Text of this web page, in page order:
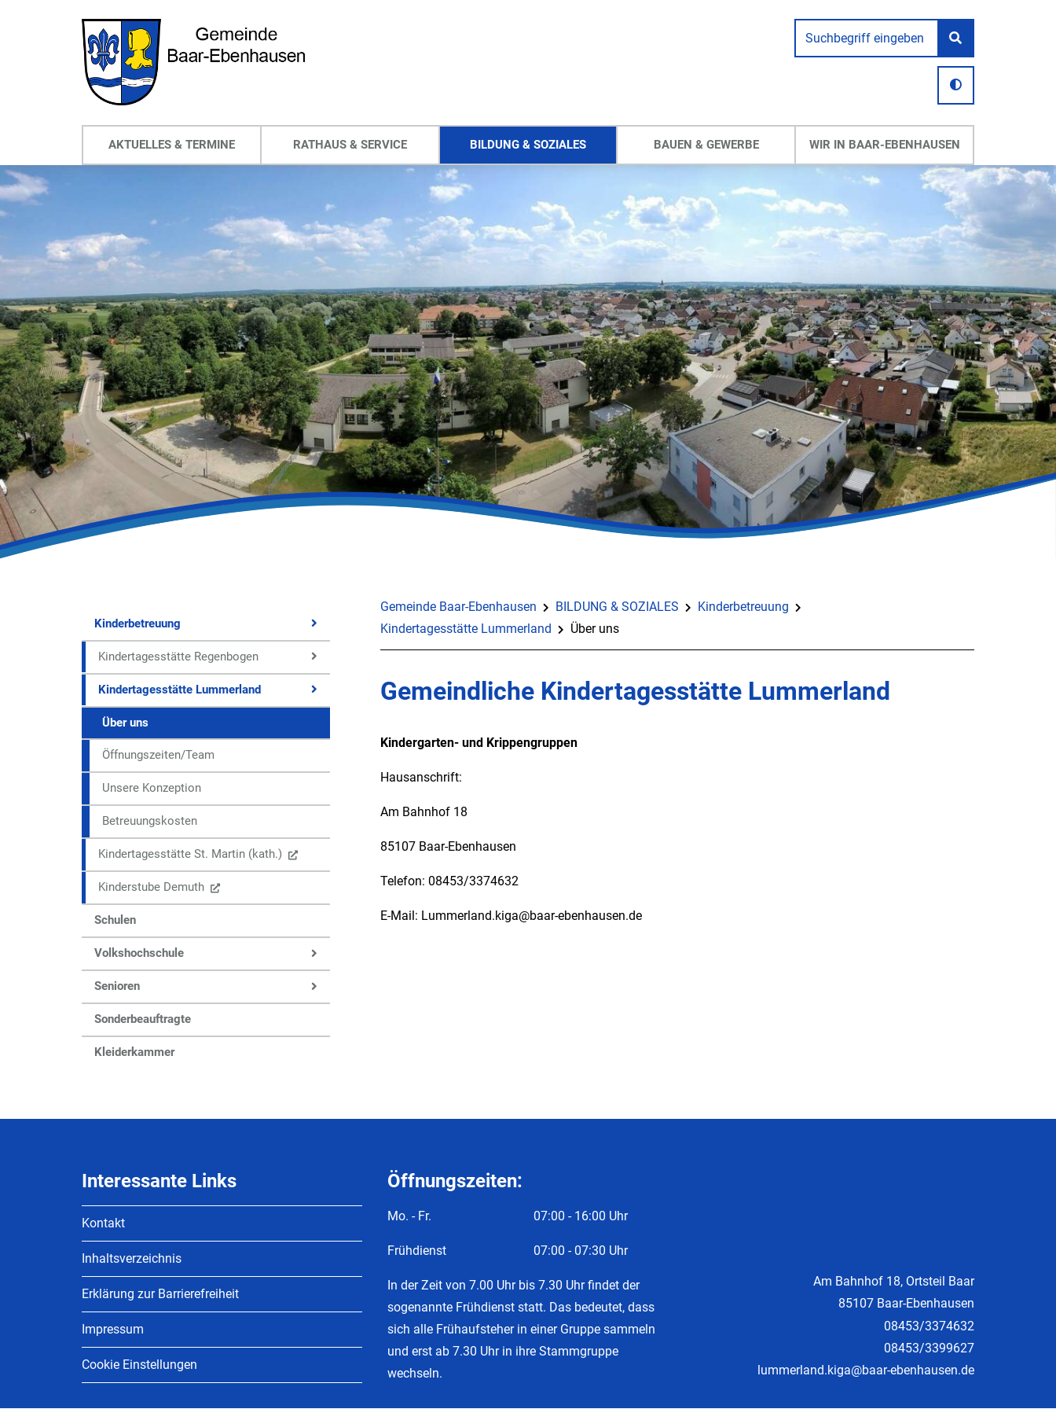
AKTUELLES & TERMINE RATHAUS & SERVICE BILDUNG & SOZIALES BAUEN & GEWERBE WIR IN BAAR-EBENHAUSEN
Kinderbetreuung
Kindertagesstätte Regenbogen
Kindertagesstätte Lummerland
Über uns
Öffnungszeiten/Team
Unsere Konzeption
Betreuungskosten
Kindertagesstätte St. Martin (kath.)
Kinderstube Demuth
Schulen
Volkshochschule
Senioren
Sonderbeauftragte
Kleiderkammer
Gemeinde Baar-Ebenhausen BILDUNG & SOZIALES
Kinderbetreuung
Kindertagesstätte Lummerland
Über uns
Gemeindliche Kindertagesstätte Lummerland
Kindergarten- und Krippengruppen
Hausanschrift:
Am Bahnhof 18
85107 Baar-Ebenhausen
Telefon: 08453/3374632
E-Mail: Lummerland.kiga@baar-ebenhausen.de
Interessante Links
Kontakt
Inhaltsverzeichnis
Erklärung zur Barrierefreiheit
Impressum
Cookie Einstellungen
Öffnungszeiten:
Mo. - Fr. 07:00 - 16:00 Uhr
Frühdienst 07:00 - 07:30 Uhr
In der Zeit von 7.00 Uhr bis 7.30 Uhr findet der
sogenannte Frühdienst statt. Das bedeutet, dass
sich alle Frühaufsteher in einer Gruppe sammeln
und erst ab 7.30 Uhr in ihre Stammgruppe
wechseln.
Am Bahnhof 18, Ortsteil Baar
85107 Baar-Ebenhausen
08453/3374632
08453/3399627
lummerland.kiga@baar-ebenhausen.de